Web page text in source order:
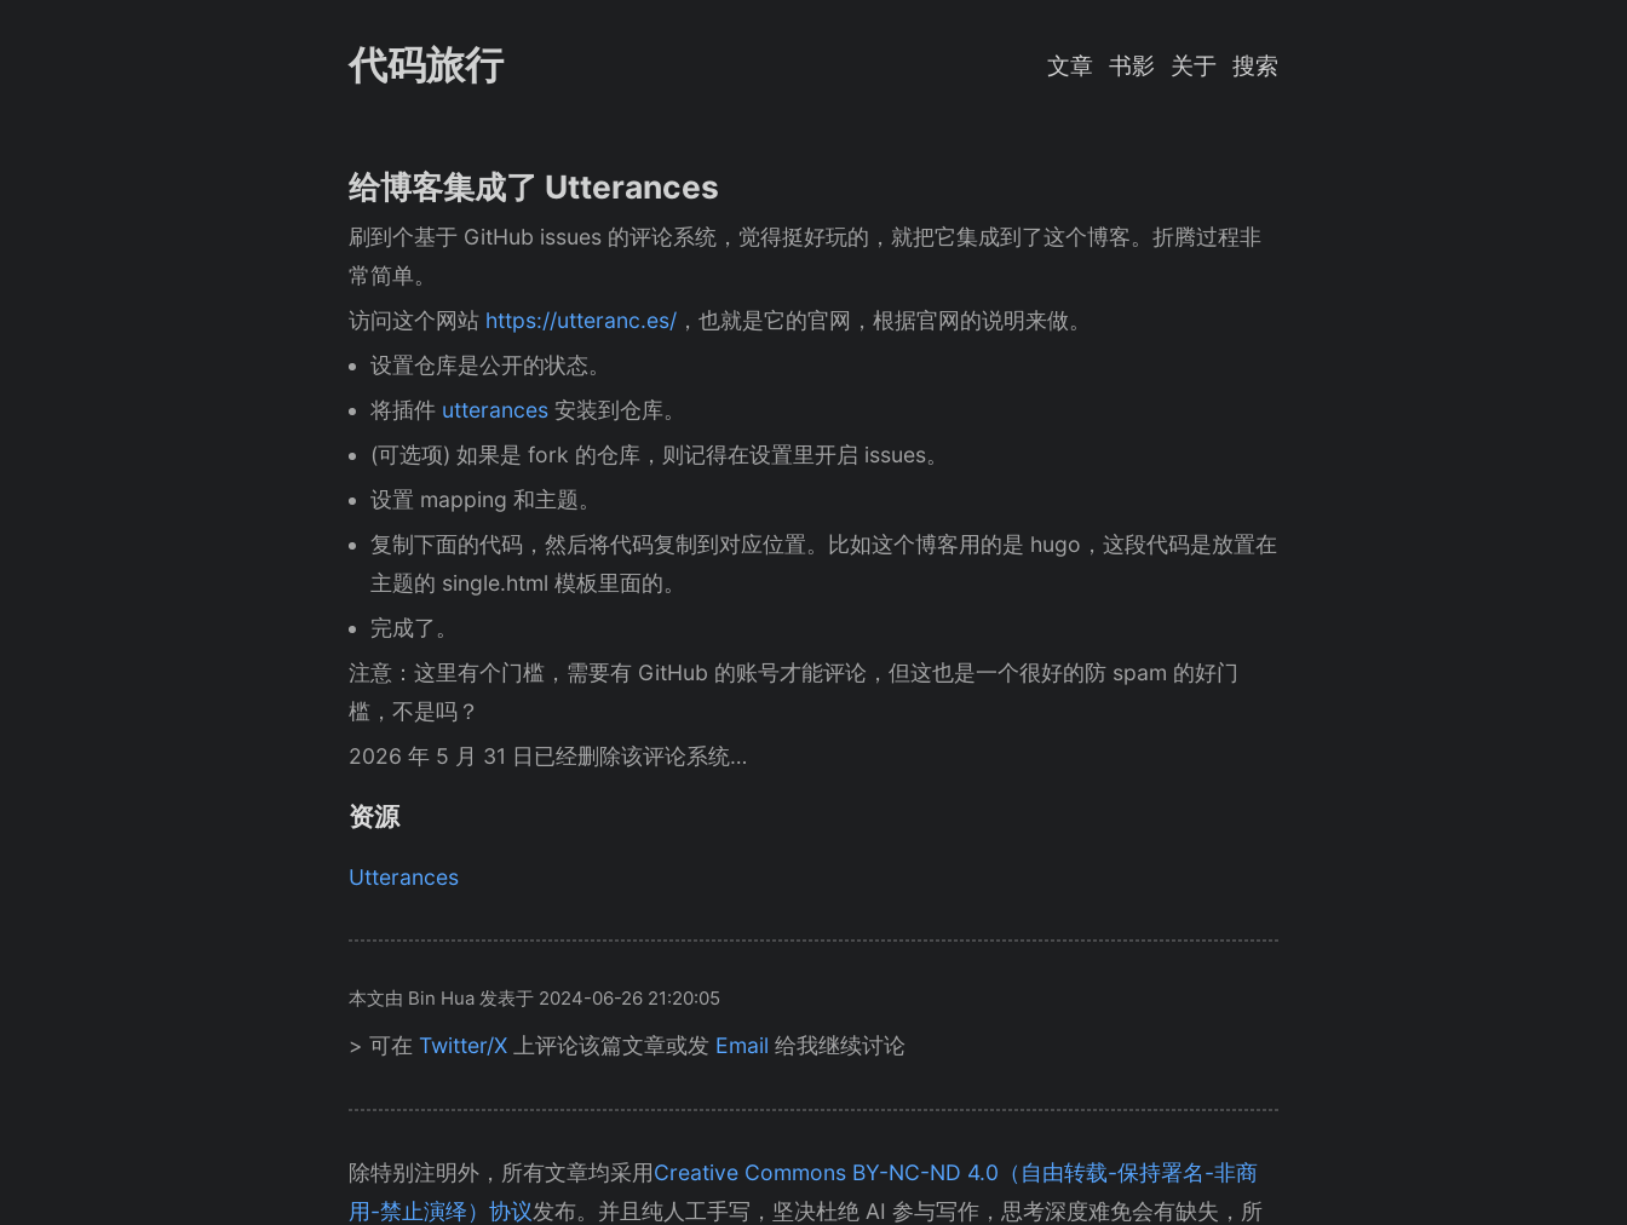
代码旅行 文章 书影 关于 搜索
给博客集成了 Utterances
刷到个基于 GitHub issues 的评论系统，觉得挺好玩的，就把它集成到了这个博客。折腾过程非
常简单。
访问这个网站 https://utteranc.es/ ，也就是它的官网，根据官网的说明来做。
设置仓库是公开的状态。
将插件 utterances安装到仓库。
(可选项) 如果是 fork 的仓库，则记得在设置里开启 issues。
设置 mapping 和主题。
复制下面的代码，然后将代码复制到对应位置。比如这个博客用的是 hugo，这段代码是放置在
主题的 single.html 模板里面的。
完成了。
注意：这里有个门槛，需要有 GitHub 的账号才能评论，但这也是一个很好的防 spam 的好门
槛，不是吗？
2026 年 5 月 31 日已经删除该评论系统…
资源
Utterances
本文由 Bin Hua 发表于 2024-06-26 21:20:05
> 可在 Twitter/X 上评论该篇文章或发 Email 给我继续讨论
除特别注明外，所有文章均采用Creative Commons BY-NC-ND 4.0（自由转载-保持署名-非商
用-禁止演绎）协议发布。并且纯人工手写，坚决杜绝 AI 参与写作，思考深度难免会有缺失，所